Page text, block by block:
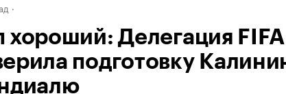
хороший: Делегация FIFA
подготовку